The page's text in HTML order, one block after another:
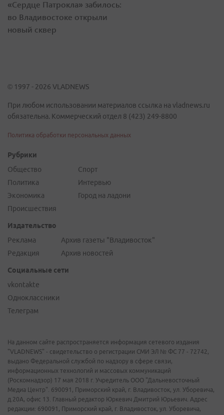
«Сердце Патрокла» забилось:
во Владивостоке открыли
новый сквер
© 1997 - 2026 VLADNEWS
При любом использовании материалов ссылка на vladnews.ru
обязательна. Коммерческий отдел 8 (423) 249-8800
Политика обработки персональных данных
Рубрики
Общество
Политика
Экономика
Происшествия
Спорт
Интервью
Город на ладони
Издательство
Реклама
Редакция
Архив газеты "Владивосток"
Архив новостей
Социальные сети
vkontakte
Одноклассники
Телеграм
На данном сайте распространяется информация сетевого издания
"VLADNEWS" - свидетельство о регистрации СМИ ЭЛ № ФС 77 - 72742,
выдано Федеральной службой по надзору в сфере связи,
информационных технологий и массовых коммуникаций
(Роскомнадзор) 17 мая 2018 г. Учредитель ООО "Дальневосточный
Медиа Центр". 690091, Приморский край, г. Владивосток, ул. Уборевича,
д.20А, офис 13. Главный редактор Юркевич Дмитрий Юрьевич. Адрес
редакции: 690091, Приморский край, г. Владивосток, ул. Уборевича,